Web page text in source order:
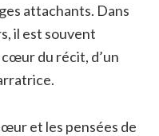
attachants. Dans
il est souvent
du récit, d’un
et les pensées de